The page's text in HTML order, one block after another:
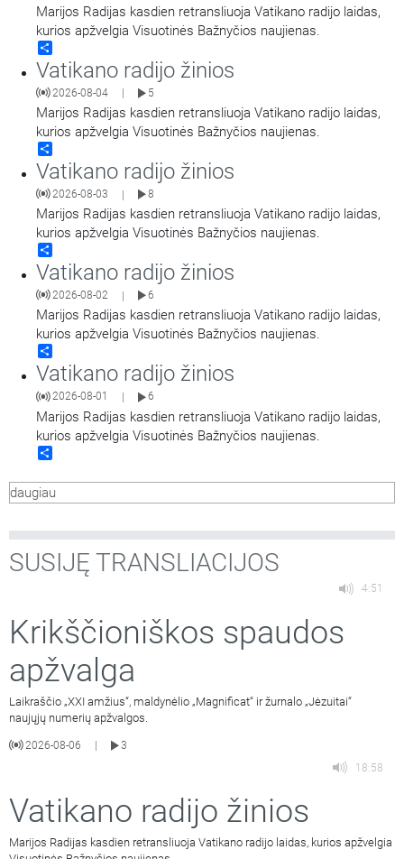
Marijos Radijas kasdien retransliuoja Vatikano radijo laidas,
kurios apžvelgia Visuotinės Bažnyčios naujienas.
Vatikano radijo žinios
2026-08-04 5
Marijos Radijas kasdien retransliuoja Vatikano radijo laidas,
kurios apžvelgia Visuotinės Bažnyčios naujienas.
Vatikano radijo žinios
2026-08-03 | 8
Marijos Radijas kasdien retransliuoja Vatikano radijo laidas,
kurios apžvelgia Visuotinės Bažnyčios naujienas.
Vatikano radijo žinios
2026-08-02 | 6
Marijos Radijas kasdien retransliuoja Vatikano radijo laidas,
kurios apžvelgia Visuotinės Bažnyčios naujienas.
Vatikano radijo žinios
2026-08-01 6
Marijos Radijas kasdien retransliuoja Vatikano radijo laidas,
kurios apžvelgia Visuotinės Bažnyčios naujienas.
daugiau
SUSIJĘ TRANSLIACIJOS
4:51
Krikščioniškos spaudos
apžvalga
Laikraščio „XXI amžius“, maldynėlio „Magnificat“ ir žurnalo „Jėzuitai“
naujųjų numerių apžvalgos.
2026-08-06
3
18:58
Vatikano radijo žinios
Marijos Radijas kasdien retransliuoja Vatikano radijo laidas, kurios apžvelgia